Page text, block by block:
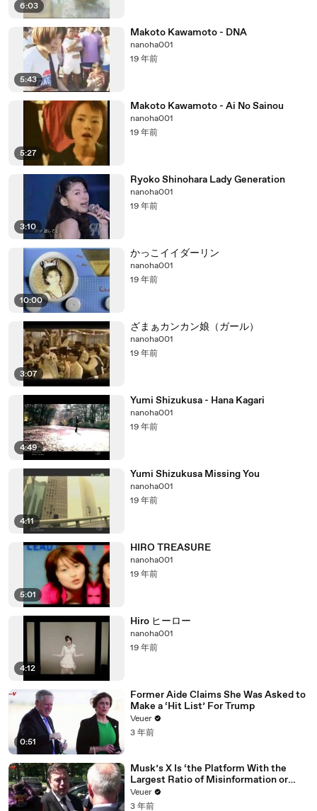
6:03
5:43
Makoto Kawamoto - DNA
nanoha001
19 年前
5:27
Makoto Kawamoto - Ai No Sainou
nanoha001
19 年前
3:10
Ryoko Shinohara Lady Generation
nanoha001
19 年前
10:00
かっこイイダーリン
nanoha001
19 年前
3:07
ざまぁカンカン娘（ガール）
nanoha001
19 年前
4:49
Yumi Shizukusa - Hana Kagari
nanoha001
19 年前
4:11
Yumi Shizukusa Missing You
nanoha001
19 年前
5:01
HIRO TREASURE
nanoha001
19 年前
4:12
Hiro ヒーロー
nanoha001
19 年前
0:51
Former Aide Claims She Was Asked to
Make a ‘Hit List’ For Trump
Veuer
3 年前
Musk’s X Is ‘the Platform With the
Largest Ratio of Misinformation or
Disinformation’ Amongst All Social
Media Platforms
Veuer
3 年前